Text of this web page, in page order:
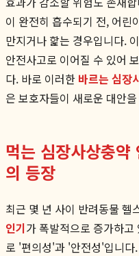
이 완전히 흡수되기 전, 어린
만지거나 핥는 경우입니다.
안전사고로 이어질 수 있어
다. 바로 이러한 바르는 심장
은 보호자들이 새로운 대안
먹는 심장사상충약
의 등장
최근 몇 년 사이 반려동물 헬
인기가 폭발적으로 증가하
로 '편의성'과 '안전성'입니다